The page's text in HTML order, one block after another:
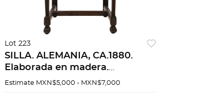
Lot 223
SILLA. ALEMANIA, CA.1880.
Elaborada en madera.
Decorada con escudo de armas
Estimate MXN$5,000 - MXN$7,000